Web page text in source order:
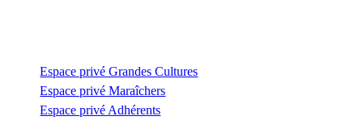
Espace privé Grandes Cultures
Espace privé Maraîchers
Espace privé Adhérents